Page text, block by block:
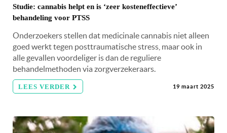
Studie: cannabis helpt en is ‘zeer kosteneffectieve’
behandeling voor PTSS
Onderzoekers stellen dat medicinale cannabis niet alleen
goed werkt tegen posttraumatische stress, maar ook in
alle gevallen voordeliger is dan de reguliere
behandelmethoden via zorgverzekeraars.
LEES VERDER 19 maart 2025